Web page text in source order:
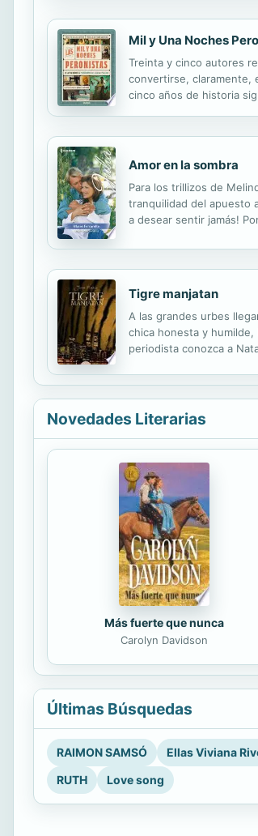
Mil y Una Noches
Treinta y cinco autores
convertirse, claramente,
cinco años de historia
Amor en la sombra
Para los trillizos de
tranquilidad del apuesto
a desear sentir jamás!
Tigre manjatan
A las grandes urbes
chica honesta y
periodista conozca a
Novedades Literarias
Más fuerte que nunca
Carolyn Davidson
Últimas Búsquedas
RAIMON SAMSÓ Ellas Viviana
RUTH
Love song